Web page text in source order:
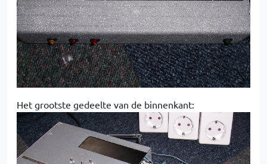
Het grootste gedeelte van de binnenkant: